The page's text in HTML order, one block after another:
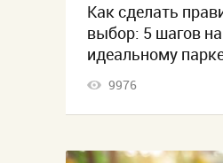
Как сделать
выбор: 5 шагов на
идеальному
9976